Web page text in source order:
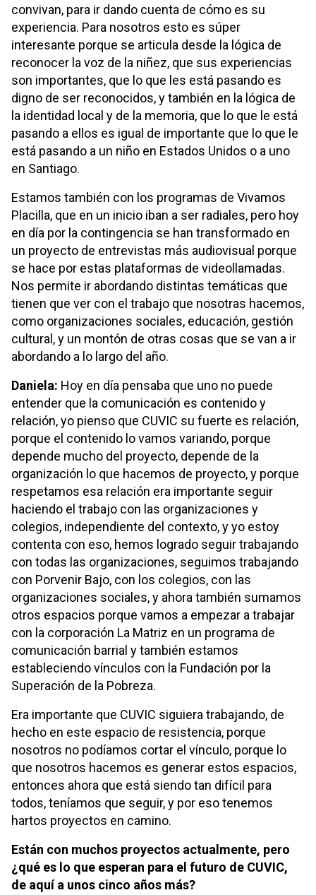
convivan, para ir dando cuenta de cómo es su
experiencia. Para nosotros esto es súper
interesante porque se articula desde la lógica de
reconocer la voz de la niñez, que sus experiencias
son importantes, que lo que les está pasando es
digno de ser reconocidos, y también en la lógica de
la identidad local y de la memoria, que lo que le está
pasando a ellos es igual de importante que lo que le
está pasando a un niño en Estados Unidos o a uno
en Santiago.
Estamos también con los programas de Vivamos
Placilla, que en un inicio iban a ser radiales, pero hoy
en día por la contingencia se han transformado en
un proyecto de entrevistas más audiovisual porque
se hace por estas plataformas de videollamadas.
Nos permite ir abordando distintas temáticas que
tienen que ver con el trabajo que nosotras hacemos,
como organizaciones sociales, educación, gestión
cultural, y un montón de otras cosas que se van a ir
abordando a lo largo del año.
Daniela: Hoy en día pensaba que uno no puede
entender que la comunicación es contenido y
relación, yo pienso que CUVIC su fuerte es relación,
porque el contenido lo vamos variando, porque
depende mucho del proyecto, depende de la
organización lo que hacemos de proyecto, y porque
respetamos esa relación era importante seguir
haciendo el trabajo con las organizaciones y
colegios, independiente del contexto, y yo estoy
contenta con eso, hemos logrado seguir trabajando
con todas las organizaciones, seguimos trabajando
con Porvenir Bajo, con los colegios, con las
organizaciones sociales, y ahora también sumamos
otros espacios porque vamos a empezar a trabajar
con la corporación La Matriz en un programa de
comunicación barrial y también estamos
estableciendo vínculos con la Fundación por la
Superación de la Pobreza.
Era importante que CUVIC siguiera trabajando, de
hecho en este espacio de resistencia, porque
nosotros no podíamos cortar el vínculo, porque lo
que nosotros hacemos es generar estos espacios,
entonces ahora que está siendo tan difícil para
todos, teníamos que seguir, y por eso tenemos
hartos proyectos en camino.
Están con muchos proyectos actualmente, pero
¿qué es lo que esperan para el futuro de CUVIC,
de aquí a unos cinco años más?